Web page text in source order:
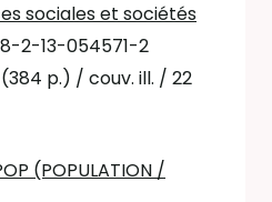
sociales et sociétés
2-13-054571-2
(384 p.) / couv. ill. / 22
(POPULATION /